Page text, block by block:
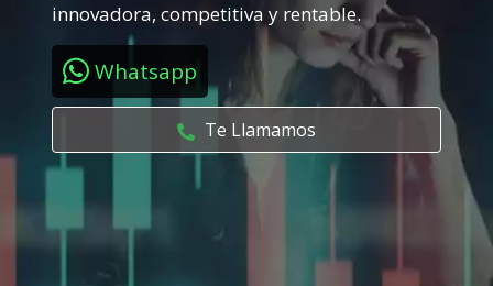
innovadora, competitiva y rentable.
Whatsapp
Te Llamamos